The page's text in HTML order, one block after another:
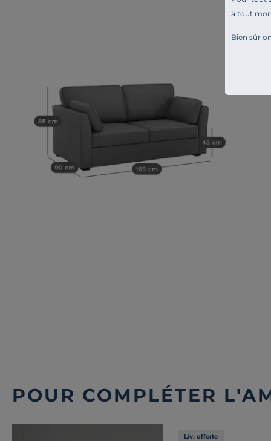
à tout
Bien sûr
POUR COMPLÉTER
Liv. offerte